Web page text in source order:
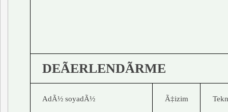
DEÃERLENDÃRME
AdÃ½ soyadÃ½ Ã‡izim